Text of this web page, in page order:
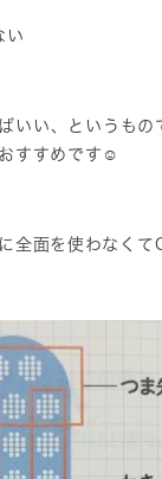
い
いい、というもの
すすめです☺️
全面を使わなくて